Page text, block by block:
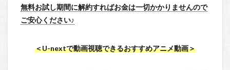
無料お試し期間に解約すればお金は一切かかりませんので
ご安心ください♪
＜U-nextで動画視聴できるおすすめアニメ動画＞